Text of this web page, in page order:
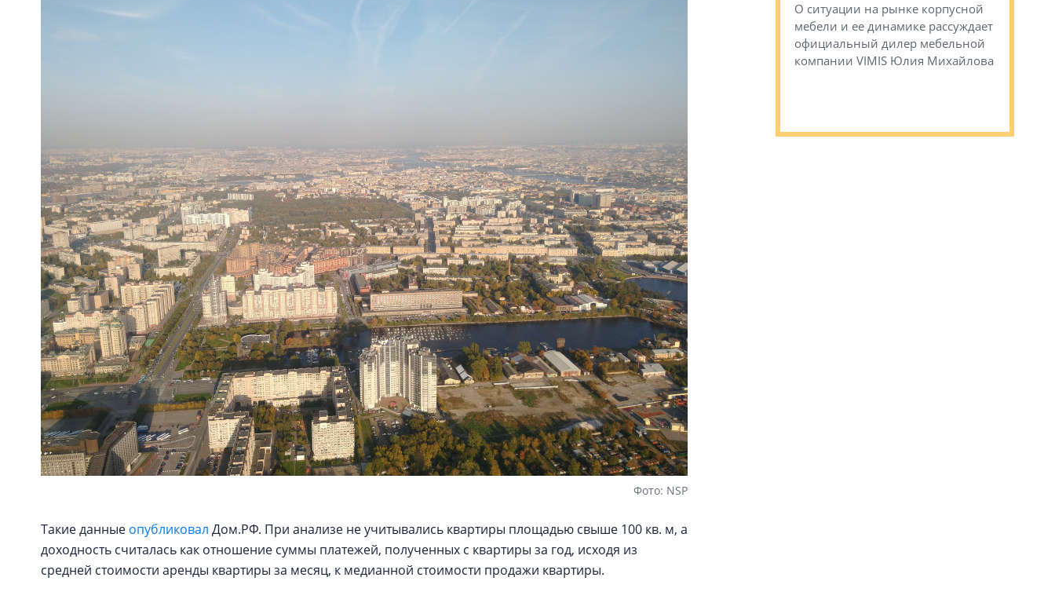
Фото: NSP
Такие данные опубликовал Дом.РФ. При анализе не учитывались квартиры площадью свыше 100 кв. м, а
доходность считалась как отношение суммы платежей, полученных с квартиры за год, исходя из
средней стоимости аренды квартиры за месяц, к медианной стоимости продажи квартиры.
О ситуации на рынке корпусной
мебели и ее динамике рассуждает
официальный дилер мебельной
компании VIMIS Юлия Михайлова